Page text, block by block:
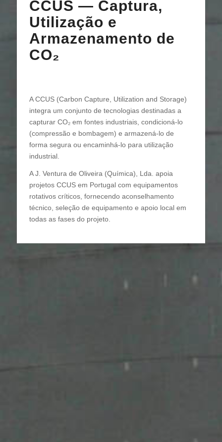
CCUS — Captura,
Utilização e
Armazenamento de
CO₂
A CCUS (Carbon Capture, Utilization and Storage)
integra um conjunto de tecnologias destinadas a
capturar CO₂ em fontes industriais, condicioná‑lo
(compressão e bombagem) e armazená‑lo de
forma segura ou encaminhá‑lo para utilização
industrial.
A J. Ventura de Oliveira (Química), Lda. apoia
projetos CCUS em Portugal com equipamentos
rotativos críticos, fornecendo aconselhamento
técnico, seleção de equipamento e apoio local em
todas as fases do projeto.